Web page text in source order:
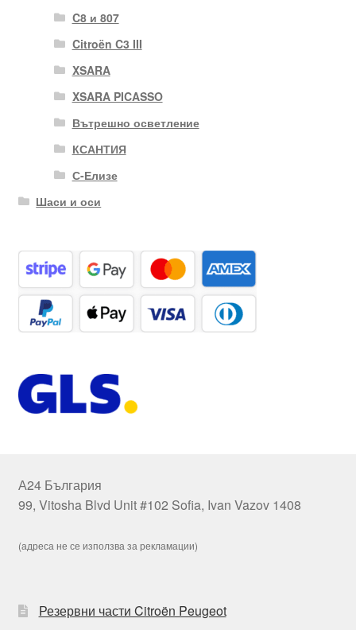
C8 и 807
Citroën C3 III
XSARA
XSARA PICASSO
Вътрешно осветление
КСАНТИЯ
С-Елизе
Шаси и оси
А24 България
99, Vitosha Blvd Unit #102 Sofia, Ivan Vazov 1408
(адреса не се използва за рекламации)
Резервни части Citroën Peugeot